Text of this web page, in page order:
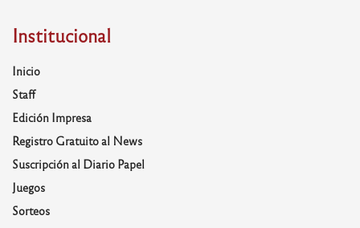
Institucional
Inicio
Staff
Edición Impresa
Registro Gratuito al News
Suscripción al Diario Papel
Juegos
Sorteos